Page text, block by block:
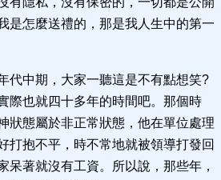
是怎麼送禮的，那是我人生中的第一
代中期，大家一聽這是不有點想笑?
際也就四十多年的時間吧。那個時
狀態屬於非正常狀態，他在單位處理
打抱不平，時不常地就被領導打發回
呆著就沒有工資。所以說，那些年，